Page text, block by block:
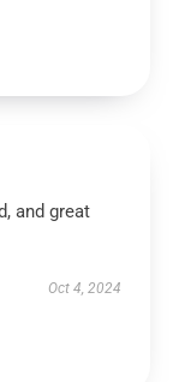
and great
Oct 4, 2024